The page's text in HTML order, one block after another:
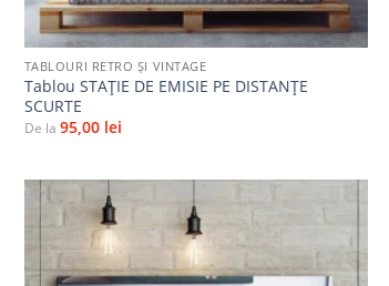
TABLOURI RETRO ȘI VINTAGE
Tablou STAȚIE DE EMISIE PE DISTANȚE
SCURTE
De la 95,00 lei
Adaugă